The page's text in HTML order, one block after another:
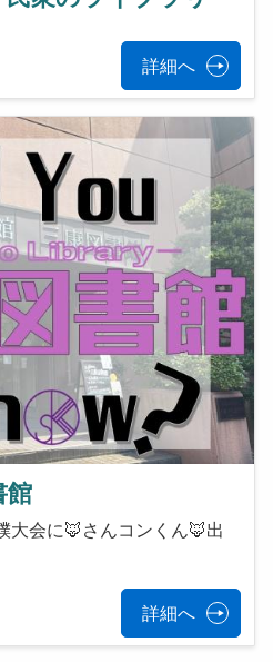
詳細へ
館
大会に🦊さんコンくん🦊出
詳細へ